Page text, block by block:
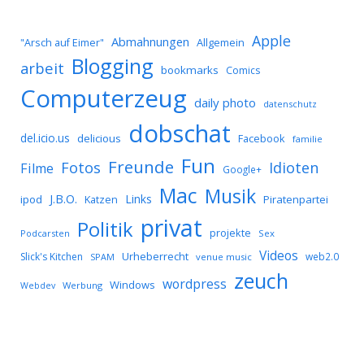
"Arsch auf Eimer" Abmahnungen Allgemein Apple
arbeit Blogging bookmarks Comics
Computerzeug daily photo datenschutz
del.icio.us delicious dobschat Facebook familie
Filme Fotos Freunde Fun Google+ Idioten
ipod J.B.O. Katzen Links Mac Musik Piratenpartei
Podcarsten Politik privat projekte Sex
Slick's Kitchen SPAM Urheberrecht venue music Videos web2.0
Webdev Werbung Windows wordpress zeuch